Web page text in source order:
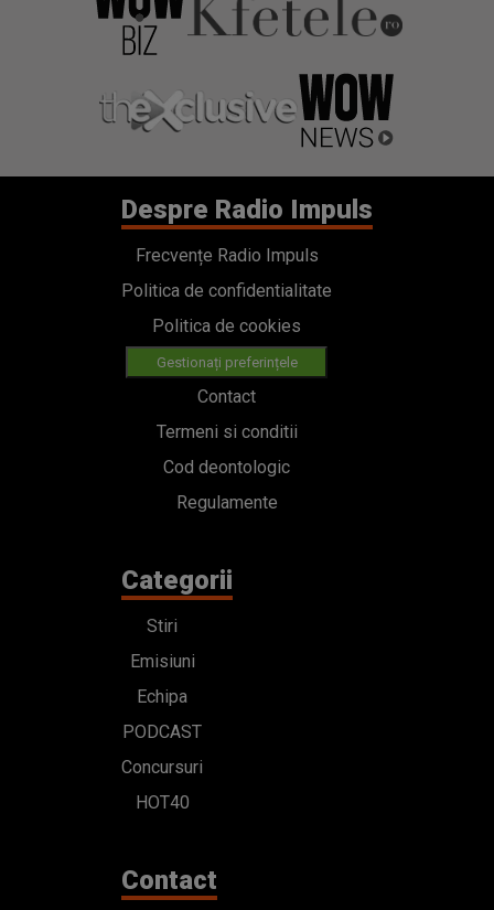
Despre Radio Impuls
Frecvențe Radio Impuls
Politica de confidentialitate
Politica de cookies
Gestionați preferințele
Contact
Termeni si conditii
Cod deontologic
Regulamente
Categorii
Stiri
Emisiuni
Echipa
PODCAST
Concursuri
HOT40
Contact